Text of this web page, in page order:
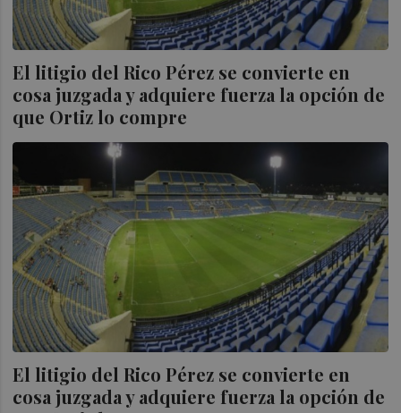
El litigio del Rico Pérez se convierte en
cosa juzgada y adquiere fuerza la opción de
que Ortiz lo compre
El litigio del Rico Pérez se convierte en
cosa juzgada y adquiere fuerza la opción de